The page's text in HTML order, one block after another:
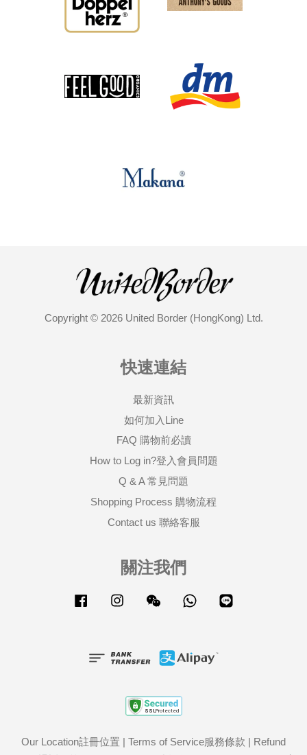
Copyright © 2026 United Border (HongKong) Ltd.
快速連結
最新資訊
如何加入Line
FAQ 購物前必讀
How to Log in?登入會員問題
Q & A 常見問題
Shopping Process 購物流程
Contact us 聯絡客服
關注我們
Facebook Instagram Wechat Whatsapp
Our Location註冊位置 | Terms of Service服務條款 | Refund